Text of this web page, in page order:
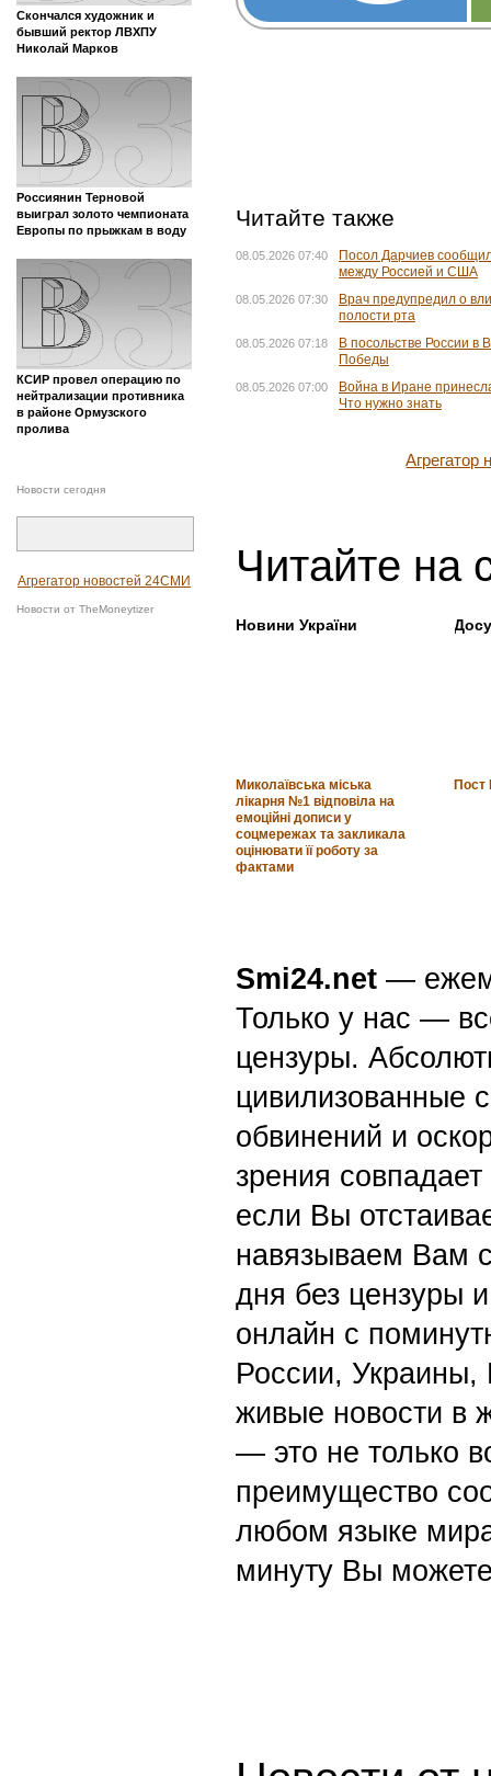
Скончался художник и
бывший ректор ЛВХПУ
Николай Марков
Россиянин Терновой
выиграл золото чемпионата
Европы по прыжкам в воду
КСИР провел операцию по
нейтрализации противника
в районе Ормузского
пролива
Новости сегодня
Агрегатор новостей 24СМИ
Новости от TheMoneytizer
Читайте также
08.05.2026 07:40
Посол Дарчиев
между Россией и США
08.05.2026 07:30
Врач предупредил о
полости рта
08.05.2026 07:18
В посольстве России
Победы
08.05.2026 07:00
Война в Иране
Что нужно знать
Читайте на
Новини України
Миколаївська міська
лікарня №1 відповіла на
емоційні дописи у
соцмережах та закликала
оцінювати її роботу за
фактами
Пост
Smi24.net —
Только у нас —
цензуры.
цивилизованные
обвинений и
зрения
если Вы
навязываем Вам
дня без цензуры
онлайн с
России,
живые новости в
— это не только
преимущество
любом языке
минуту Вы